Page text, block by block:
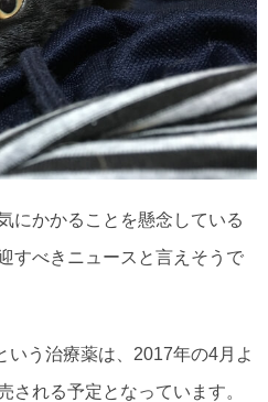
にかかることを懸念している
すべきニュースと言えそうで
う治療薬は、2017年の4月よ
される予定となっています。